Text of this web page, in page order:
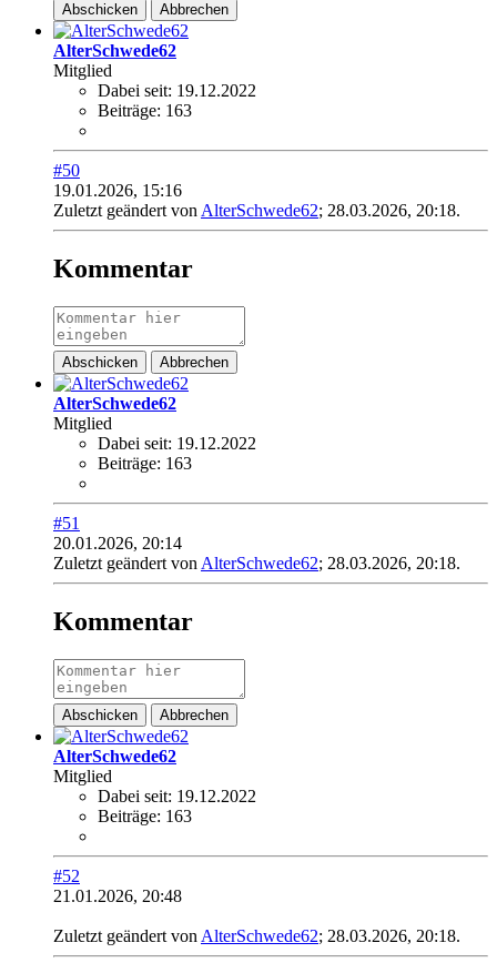
Abschicken Abbrechen
AlterSchwede62
Mitglied
Dabei seit: 19.12.2022
Beiträge: 163
#50
19.01.2026, 15:16
Zuletzt geändert von AlterSchwede62; 28.03.2026, 20:18.
Kommentar
Abschicken Abbrechen
AlterSchwede62
Mitglied
Dabei seit: 19.12.2022
Beiträge: 163
#51
20.01.2026, 20:14
Zuletzt geändert von AlterSchwede62; 28.03.2026, 20:18.
Kommentar
Abschicken Abbrechen
AlterSchwede62
Mitglied
Dabei seit: 19.12.2022
Beiträge: 163
#52
21.01.2026, 20:48
Zuletzt geändert von AlterSchwede62; 28.03.2026, 20:18.